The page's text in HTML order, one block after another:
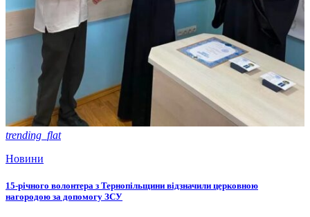
trending_flat
Новини
15-річного волонтера з Тернопільщини відзначили церковною
нагородою за допомогу ЗСУ